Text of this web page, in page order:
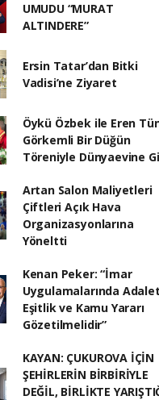
UMUDU “MURAT
ALTINDERE”
Ersin Tatar’dan Bitki
Vadisi’ne Ziyaret
Öykü Özbek ile Eren
Görkemli Bir Düğün
Töreniyle Dünyaevine
Artan Salon Maliyetleri
Çiftleri Açık Hava
Organizasyonlarına
Yöneltti
Kenan Peker: “İmar
Uygulamalarında
Eşitlik ve Kamu Yararı
Gözetilmelidir”
KAYAN: ÇUKUROVA İÇİN
ŞEHİRLERİN BİRBİRİYLE
DEĞİL, BİRLİKTE